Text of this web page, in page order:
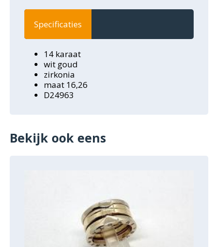
Specificaties
14 karaat
wit goud
zirkonia
maat 16,26
D24963
Bekijk ook eens